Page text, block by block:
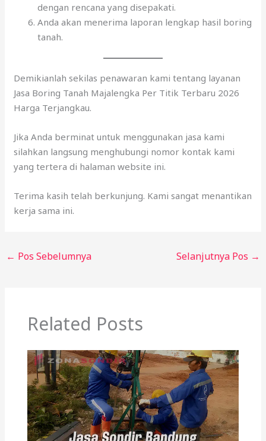
dengan rencana yang disepakati.
Anda akan menerima laporan lengkap hasil boring
tanah.
Demikianlah sekilas penawaran kami tentang layanan
Jasa Boring Tanah Majalengka Per Titik Terbaru 2026
Harga Terjangkau.
Jika Anda berminat untuk menggunakan jasa kami
silahkan langsung menghubungi nomor kontak kami
yang tertera di halaman website ini.
Terima kasih telah berkunjung. Kami sangat menantikan
kerja sama ini.
← Pos Sebelumnya Selanjutnya Pos →
Related Posts